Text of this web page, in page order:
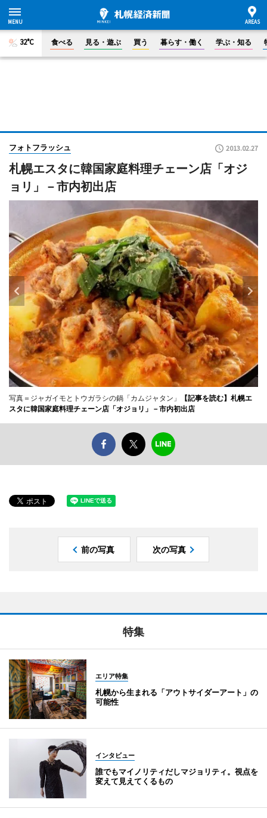
32°C 食べる 見る・遊ぶ 買う 暮らす・働く 学ぶ・知る
フォトフラッシュ 2013.02.27
札幌エスタに韓国家庭料理チェーン店「オジ
ョリ」－市内初出店
写真＝ジャガイモとトウガラシの鍋「カムジャタン」
【記事を読む】札幌エ
スタに韓国家庭料理チェーン店「オジョリ」－市内初出店
前の写真 次の写真
特集
エリア特集
札幌から生まれる「アウトサイダーアート」の
可能性
インタビュー
誰でもマイノリティだしマジョリティ。視点を
変えて見えてくるもの